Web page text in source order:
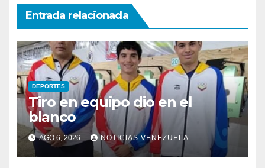
Entrada relacionada
DEPORTES
Tiro en equipo dio en el
blanco
AGO 6, 2026 NOTICIAS VENEZUELA